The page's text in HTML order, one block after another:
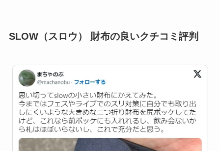
SLOW（スロウ） 財布の良いクチコミ評判